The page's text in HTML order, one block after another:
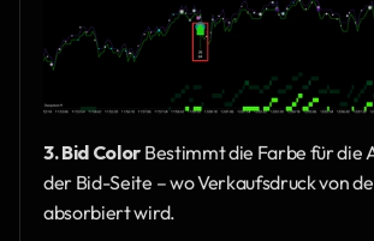
3. Bid Color Bestimmt die Farbe für die
der Bid-Seite – wo Verkaufsdruck von
absorbiert wird.